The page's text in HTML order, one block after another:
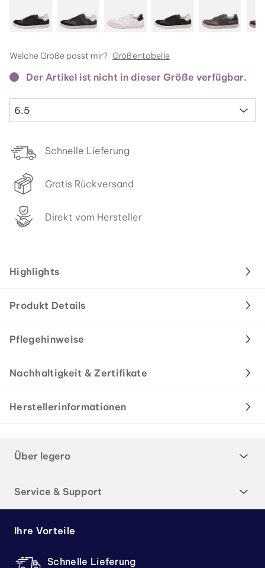
Welche Größe passt mir? Größentabelle
Der Artikel ist nicht in dieser Größe verfügbar.
6.5
Schnelle Lieferung
Gratis Rückversand
Direkt vom Hersteller
Highlights
Produkt Details
Pflegehinweise
Nachhaltigkeit & Zertifikate
Herstellerinformationen
Über legero
Service & Support
Ihre Vorteile
Schnelle Lieferung